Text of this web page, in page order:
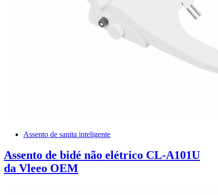
Assento de sanita inteligente
Assento de bidé não elétrico CL-A101U
da Vleeo OEM